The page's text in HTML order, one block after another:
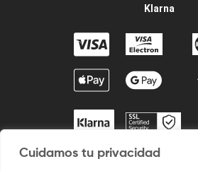
Cuidamos tu privacidad
Klarna